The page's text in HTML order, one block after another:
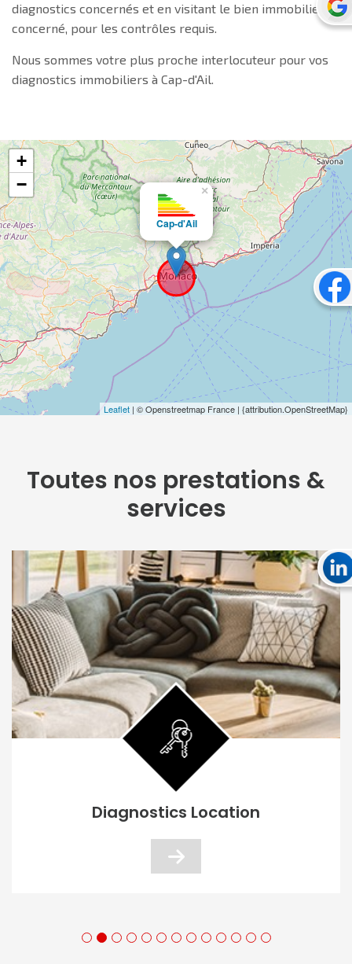
diagnostics concernés et en visitant le bien immobilier
concerné, pour les contrôles requis.
Nous sommes votre plus proche interlocuteur pour vos
diagnostics immobiliers à Cap-d'Ail.
Cap-d'Ail
×
+
−
Leaflet | © Openstreetmap France | {attribution.OpenStreetMap}
Toutes nos prestations &
services
Diagnostics Location